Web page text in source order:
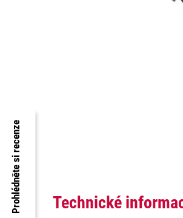
Prohlédněte si recenze Technické